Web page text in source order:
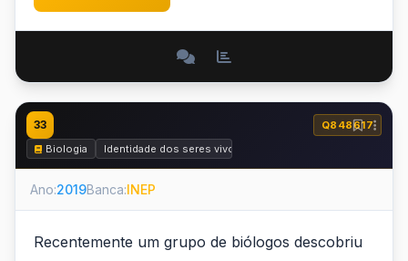
33
Q848617
Biologia
Identidade dos seres vivos
Ano:2019Banca:INEP
Recentemente um grupo de biólogos descobriu